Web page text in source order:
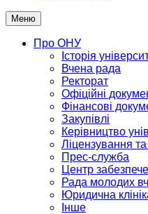
Меню
Про ОНУ
Історія
Вчена рада
Ректорат
Офіційні
Фінансові
Закупівлі
Керівництво
Ліцензування
Прес-служба
Центр
Рада молодих
Юридична
Інше